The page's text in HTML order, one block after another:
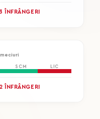
ÎNFRÂNGERI
SCM LIC
2 ÎNFRÂNGERI